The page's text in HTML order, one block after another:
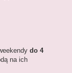
do 4
na ich